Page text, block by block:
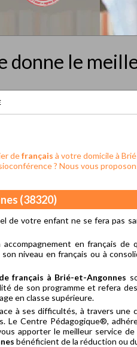
donne le
defrançais à votre domicile à
? Nous vous
(38320)
de votre enfant ne se fera pas
en français
niveau en français ou à
français à Brié-et-Angonnes
de son programme et refera
en classe supérieure.
à ses difficultés, à travers
Le Centre Pédagogique®,
apporter le meilleur service de
bénéficient de la réduction ou